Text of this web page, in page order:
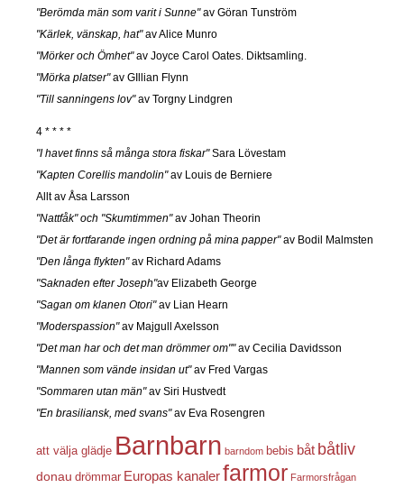
"Berömda män som varit i Sunne"av Göran Tunström
"Kärlek, vänskap, hat"av Alice Munro
"Mörker och Ömhet"av Joyce Carol Oates. Diktsamling.
"Mörka platser"av GIllian Flynn
"Till sanningens lov"av Torgny Lindgren
4 * * * *
"I havet finns så många stora fiskar"Sara Lövestam
"Kapten Corellis mandolin"av Louis de Berniere
Allt av Åsa Larsson
"Nattfåk" och "Skumtimmen"av Johan Theorin
"Det är fortfarande ingen ordning på mina papper"av Bodil Malmsten
"Den långa flykten"av Richard Adams
"Saknaden efter Joseph"av Elizabeth George
"Sagan om klanen Otori"av Lian Hearn
"Moderspassion"av Majgull Axelsson
"Det man har och det man drömmer om""av Cecilia Davidsson
"Mannen som vände insidan ut"av Fred Vargas
"Sommaren utan män"av Siri Hustvedt
"En brasiliansk, med svans"av Eva Rosengren
att välja glädje Barnbarn barndom bebis båt båtliv
donau drömmar Europas kanalerfarmor Farmorsfrågan